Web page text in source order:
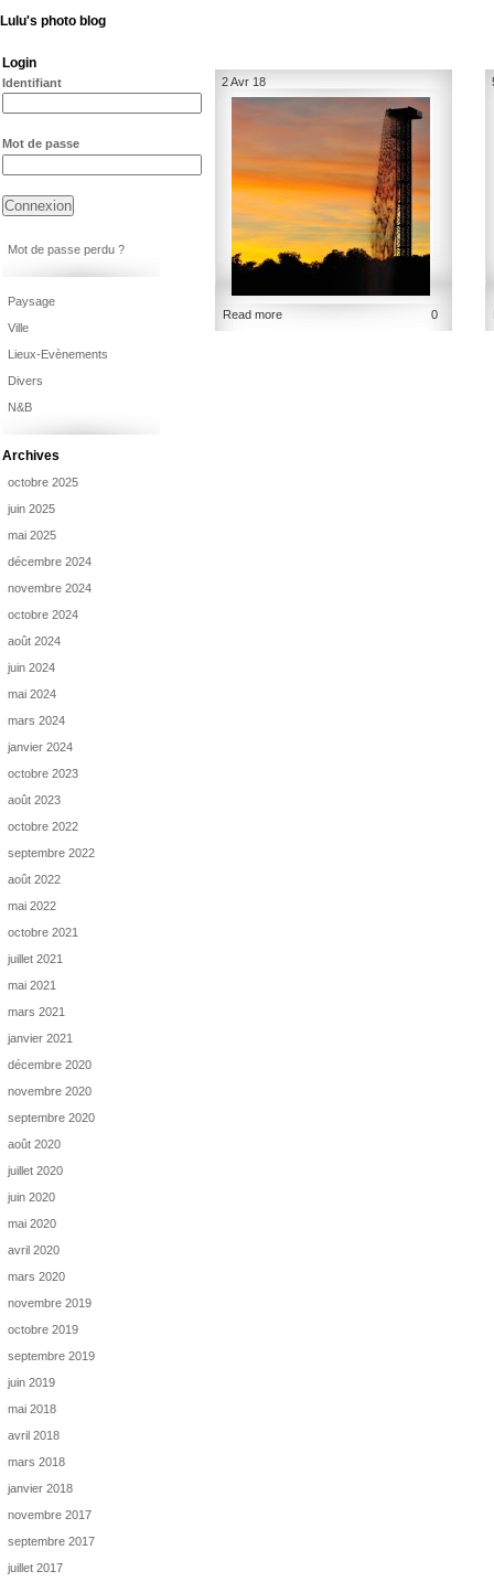
Lulu's photo blog
2 Avr 18
Read more 0
Login
Identifiant
Mot de passe
Mot de passe perdu ?
Paysage
Ville
Lieux-Evènements
Divers
N&B
Archives
octobre 2025
juin 2025
mai 2025
décembre 2024
novembre 2024
octobre 2024
août 2024
juin 2024
mai 2024
mars 2024
janvier 2024
octobre 2023
août 2023
octobre 2022
septembre 2022
août 2022
mai 2022
octobre 2021
juillet 2021
mai 2021
mars 2021
janvier 2021
décembre 2020
novembre 2020
septembre 2020
août 2020
juillet 2020
juin 2020
mai 2020
avril 2020
mars 2020
novembre 2019
octobre 2019
septembre 2019
juin 2019
mai 2018
avril 2018
mars 2018
janvier 2018
novembre 2017
septembre 2017
juillet 2017